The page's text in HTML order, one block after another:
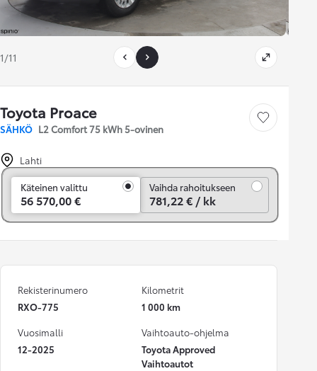
1/11
Toyota Proace
SÄHKÖ L2 Comfort 75 kWh 5-ovinen
Tallenna auto
Lahti
Käteinen valittu
56 570,00 €
Vaihda rahoitukseen
781,22 € / kk
Rekisterinumero
RXO-775
Kilometrit
1 000 km
Vuosimalli
12-2025
Vaihtoauto-ohjelma
Toyota Approved
Vaihtoautot